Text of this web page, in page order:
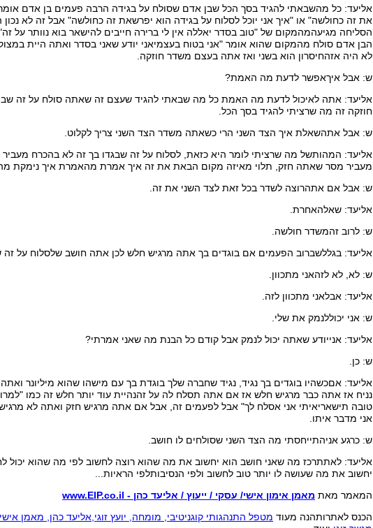
אליעד: כל מהשבאתי להגיד בסך הכל שבן אדם שסולח על בגידה הרבה פעמים בן אדם אומר
את זה כחולשה" או "איך אני יוכל לסלוח על בגידה הוא יפרשאת זה כחולשה" אבל זה לא
הסליחה מגיעהמהמקום של "טוב בסדר יאללה אין לי ברירה חייבים להישאר בוא נוותר על
הבן אדם סולח מהמקום שהוא אומר "אני בטוח בעצמיאני יודע שאני בסדר ואתה היית
לא היה אזהחיסרון הוא בשני ואז אתה בעצם משדר חוזקה.
ש: אבל איךאפשר לדעת מה האמת?
אליעד: אתה לאיכול לדעת מה האמת כל מה שבאתי להגיד שעצם זה שאתה סולח על זה
חוזקה זה מה שרציתי להגיד בסך הכל.
ש: אבל אתהשאלת איך הצד השני הרי כשאתה משדר הצד השני צריך לקלוט.
אליעד: המהותשל מה שרציתי לומר היא כזאת, לסלוח על זה שבגדו בך זה לא בהכרח
מעביר מסר שאתה חזק, תלוי מאיזה מקום הבאת את זה איך אמרת מהאמרת איך נימקת מה
ש: אבל אם אתהרוצה לשדר בכל זאת לצד השני את זה.
אליעד: שאלהאחרת.
ש: לרוב זהמשדר חולשה.
אליעד: בגללשברוב הפעמים אם בוגדים בך אתה מרגיש חלש לכן אתה חושב שלסלוח על זה
ש: לא, לא לזהאני מתכוון.
אליעד: אבלאני מתכוון לזה.
ש: אני יכוללנמק את שלי.
אליעד: אנייודע שאתה יכול לנמק אבל קודם כל הבנת מה שאני אמרתי?
ש: כן.
אליעד: אםכשהיו בוגדים בך נגיד, נגיד שחברה שלך בוגדת בך עם מישהו שהוא מיליונר
נניח אז אתה כבר מרגיש חלש אז אם אתה תסלח לה על זהנהיית עוד יותר חלש זה כמו
טובה תישאריאיתי אני אסלח לך" אבל לפעמים זה, אבל אם אתה מרגיש חזק ואתה לא
אני מדבר איתו.
ש: כרגע אניהתייחסתי מה הצד השני שסולחים לו חושב.
אליעד: לאתתרכז מה שאני חושב הוא יחשוב את מה שהוא רוצה לחשוב לפי מה שהוא יכול
יחשוב את מה שעושה לו יותר טוב לחשוב ולפי הנסיבותלפי הראיות...
המאמר מאת מאמן אימון אישי/ עסקי / ייעוץ / אליעד כהן - www.EIP.co.il
הכנס לאתרותהנה מעוד מטפל התנהגותי קוגניטיבי, מומחה, יועץ זוגי,אליעד כהן, מאמן